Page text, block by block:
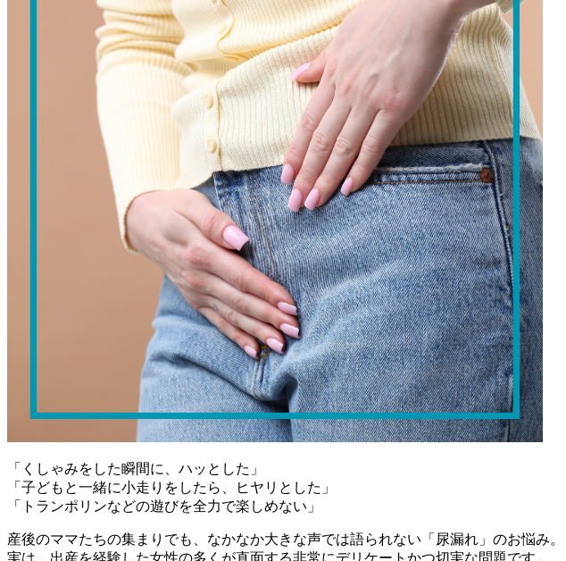
「くしゃみをした瞬間に、ハッとした」
「子どもと一緒に小走りをしたら、ヒヤリとした」
「トランポリンなどの遊びを全力で楽しめない」
産後のママたちの集まりでも、なかなか大きな声では語られない「尿漏れ」のお悩み。